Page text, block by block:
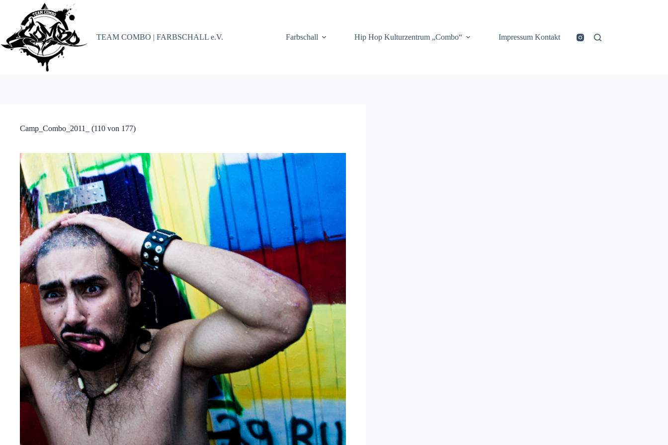
springen
TEAM COMBO | FARBSCHALL e.V.
Farbschall Hip Hop Kulturzentrum „Combo“ Impressum Kontakt
Camp_Combo_2011_ (110 von 177)